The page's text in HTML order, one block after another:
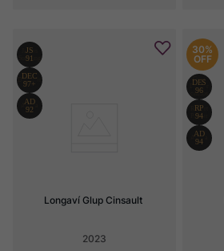
Longaví Glup Cinsault
2023
30%
OFF